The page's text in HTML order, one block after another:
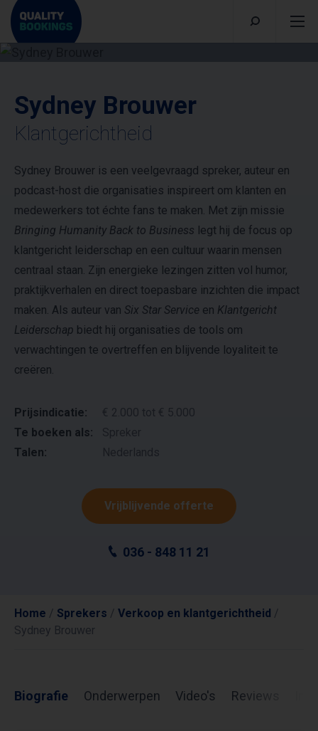
Sydney Brouwer
Klantgerichtheid
Sydney Brouwer is een veelgevraagd spreker, auteur en
podcast-host die organisaties inspireert om klanten en
medewerkers tot échte fans te maken. Met zijn missie
Bringing Humanity Back to Business legt hij de focus op
klantgericht leiderschap en een cultuur waarin mensen
centraal staan. Zijn energieke lezingen zitten vol humor,
praktijkverhalen en direct toepasbare inzichten die impact
maken. Als auteur van Six Star Service en Klantgericht
Leiderschap biedt hij organisaties de tools om
verwachtingen te overtreffen en blijvende loyaliteit te
creëren.
Prijsindicatie:
€ 2.000 tot € 5.000
Te boeken als:
Talen:
Vrijblijvende offerte
036 - 848 11 21
Home / Sprekers / Verkoop en klantgerichtheid /
Sydney Brouwer
Biografie Onderwerpen Video's Reviews